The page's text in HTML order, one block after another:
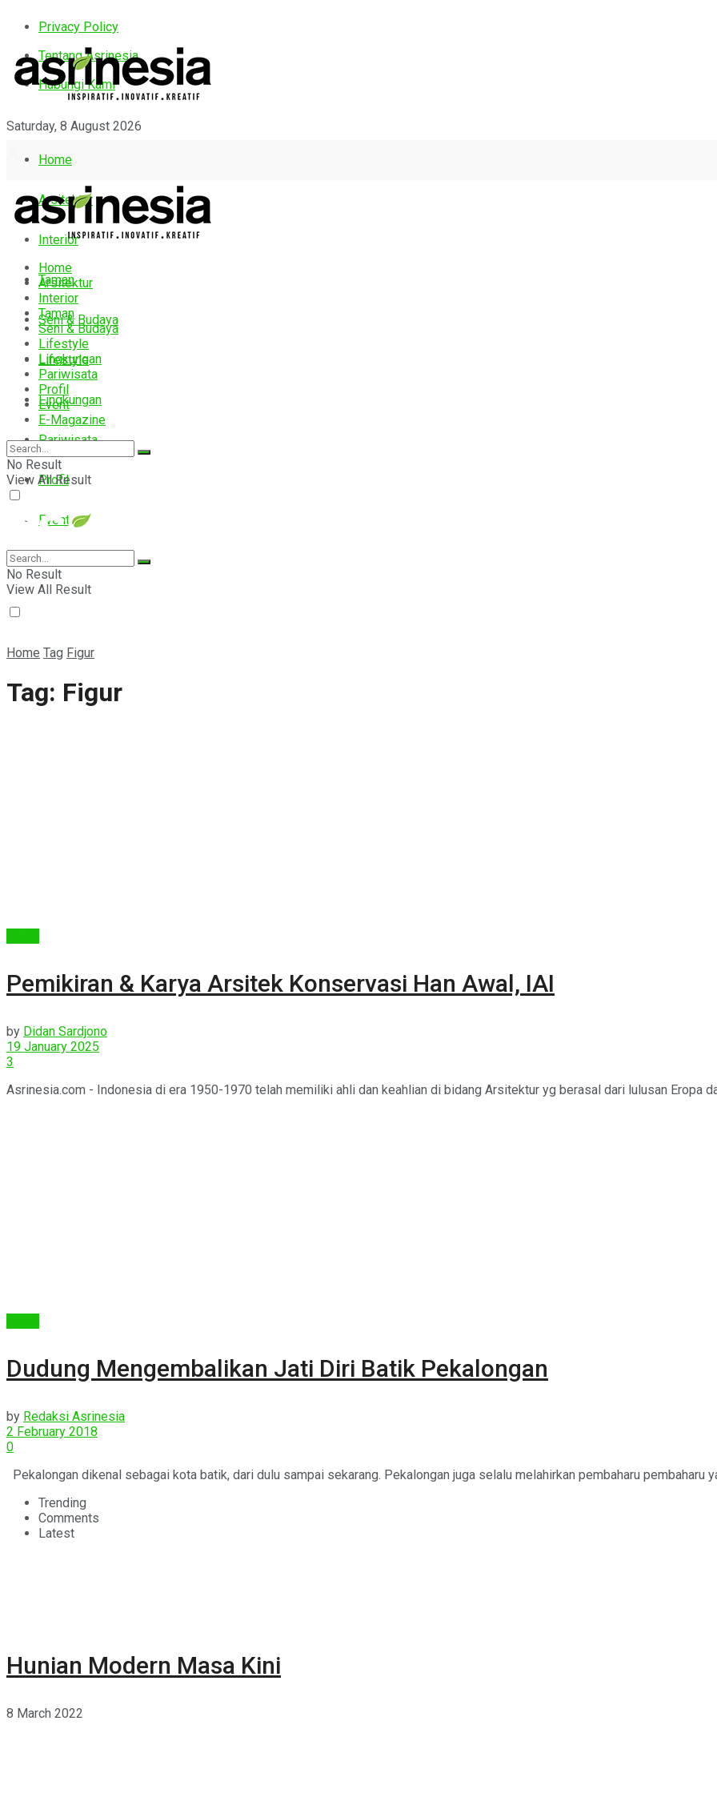
Privacy Policy
Tentang Asrinesia
Hubungi Kami
Saturday, 8 August 2026
Home
Arsitektur
Interior
Taman
Seni & Budaya
Lifestyle
Lingkungan
Pariwisata
Profil
Event
E-Magazine
Home
Arsitektur
Interior
Taman
Seni & Budaya
Lifestyle
Lingkungan
Pariwisata
Profil
Event
E-Magazine
No Result
View All Result
No Result
View All Result
Home Tag Figur
Tag: Figur
Pemikiran & Karya Arsitek Konservasi Han Awal, IAI
by Didan Sardjono
19 January 2025
3
Asrinesia.com - Indonesia di era 1950-1970 telah memiliki ahli dan keahlian di bidang Arsitektur yg berasal dari lulusan Eropa
Dudung Mengembalikan Jati Diri Batik Pekalongan
by Redaksi Asrinesia
2 February 2018
0
Pekalongan dikenal sebagai kota batik, dari dulu sampai sekarang. Pekalongan juga selalu melahirkan pembaharu pembaharu
Trending
Comments
Latest
Hunian Modern Masa Kini
8 March 2022